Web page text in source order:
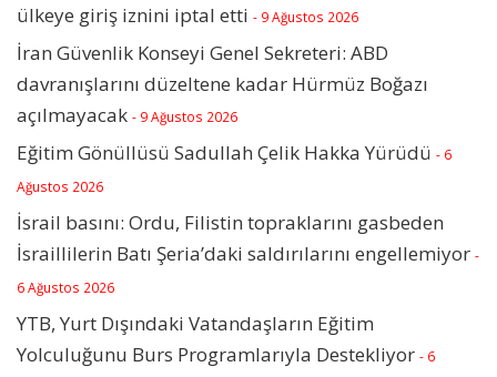
ülkeye giriş iznini iptal etti - 9 Ağustos 2026
İran Güvenlik Konseyi Genel Sekreteri: ABD
davranışlarını düzeltene kadar Hürmüz Boğazı
açılmayacak - 9 Ağustos 2026
Eğitim Gönüllüsü Sadullah Çelik Hakka Yürüdü - 6
Ağustos 2026
İsrail basını: Ordu, Filistin topraklarını gasbeden
İsraillilerin Batı Şeria’daki saldırılarını engellemiyor -
6 Ağustos 2026
YTB, Yurt Dışındaki Vatandaşların Eğitim
Yolculuğunu Burs Programlarıyla Destekliyor - 6